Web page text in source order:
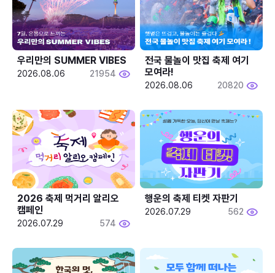
우리만의 SUMMER VIBES
2026.08.06 21954
전국 물놀이 맛집 축제 여기
모여라!
2026.08.06 20820
2026 축제 먹거리 알리오
캠페인
2026.07.29 574
행운의 축제 티켓 자판기
2026.07.29 562